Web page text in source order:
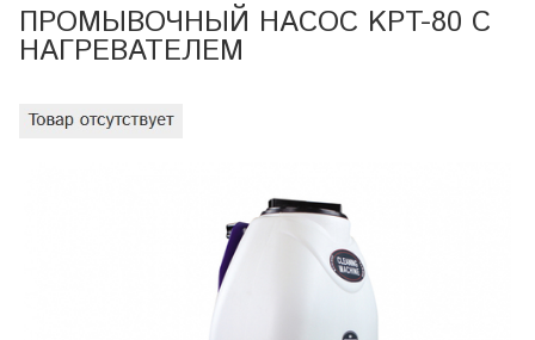
ПРОМЫВОЧНЫЙ НАСОС KPT-80 С
НАГРЕВАТЕЛЕМ